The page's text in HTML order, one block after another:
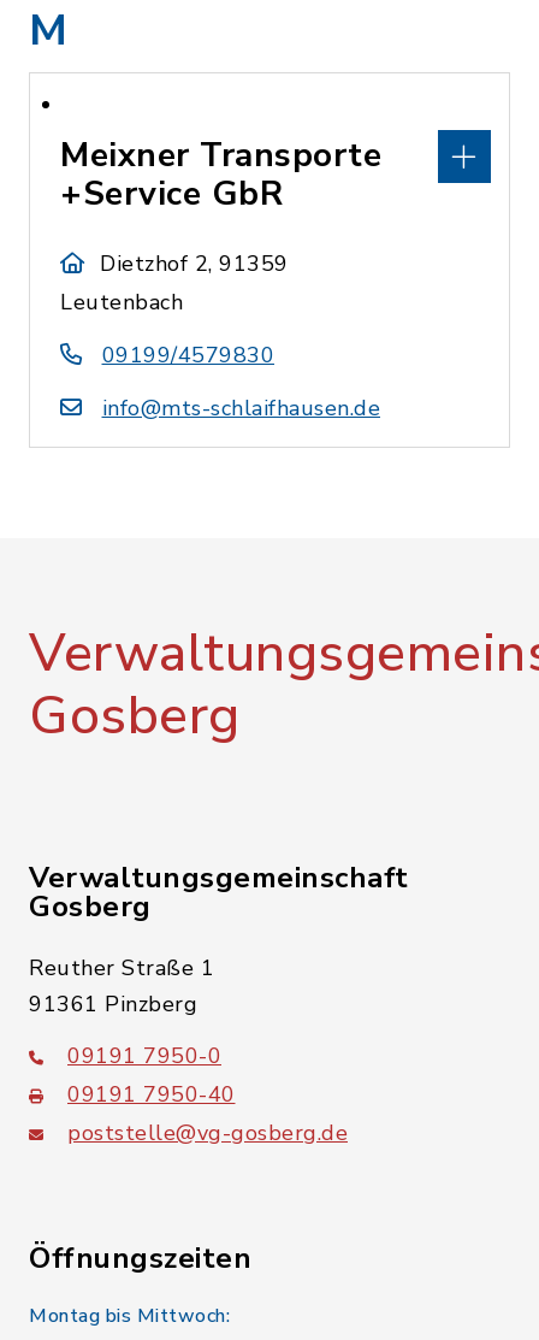
M
Meixner Transporte
+Service GbR
Dietzhof 2, 91359
Leutenbach
09199/4579830
info@mts-schlaifhausen.de
Gosberg
Verwaltungsgemeinschaft
Gosberg
Reuther Straße 1
91361 Pinzberg
09191 7950-0
09191 7950-40
poststelle@vg-gosberg.de
Öffnungszeiten
Montag bis Mittwoch: